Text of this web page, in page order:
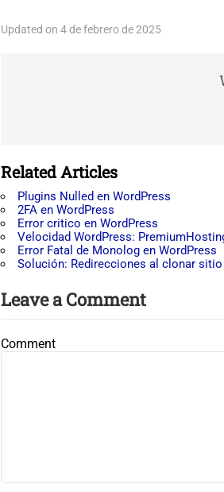
Updated on 4 de febrero de 2025
Related Articles
Plugins Nulled en WordPress
2FA en WordPress
Error critico en WordPress
Velocidad WordPress:
Error Fatal de Monolog en WordPress
Solución: Redirecciones al clonar
Leave a Comment
Comment